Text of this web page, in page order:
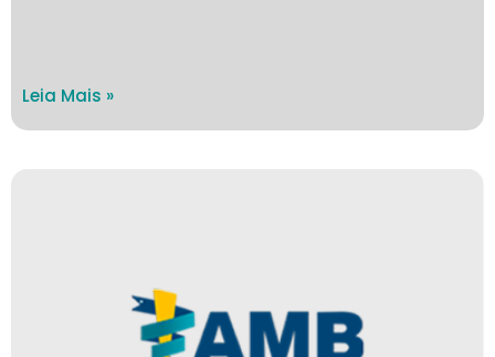
Leia Mais »